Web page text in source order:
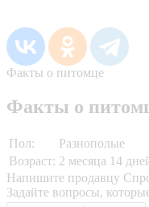
Факты о питомце
Факты о
Пол:
Разнополые
Возраст: 2 месяца 14
Напишите продавцу
Задайте вопросы,